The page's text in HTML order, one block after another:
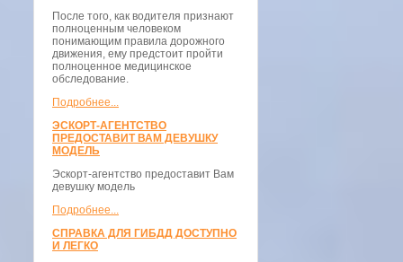
После того, как водителя признают
полноценным человеком
понимающим правила дорожного
движения, ему предстоит пройти
полноценное медицинское
обследование.
Подробнее...
ЭСКОРТ-АГЕНТСТВО
ПРЕДОСТАВИТ ВАМ ДЕВУШКУ
МОДЕЛЬ
Эскорт-агентство предоставит Вам
девушку модель
Подробнее...
СПРАВКА ДЛЯ ГИБДД ДОСТУПНО
И ЛЕГКО